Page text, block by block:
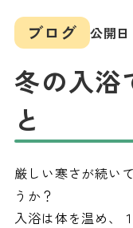
ブログ 公開日
冬の入浴
と
厳しい寒さが続い
うか？
入浴は体を温め、